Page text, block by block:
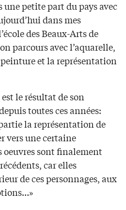
une petite part du pays avec
dans mes
des Beaux-Arts de
parcours avec l’aquarelle,
et la représentation
le résultat de son
toutes ces années:
la représentation de
vers une certaine
oeuvres sont finalement
car elles
de ces personnages, aux